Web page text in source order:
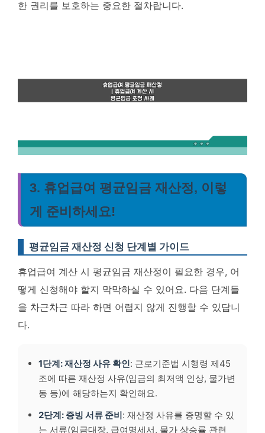
한 권리를 보호하는 중요한 절차랍니다.
3. 휴업급여 평균임금 재산정, 이렇
게 준비하세요!
평균임금 재산정 신청 단계별 가이드
휴업급여 계산 시 평균임금 재산정이 필요한 경우, 어
떻게 신청해야 할지 막막하실 수 있어요. 다음 단계들
을 차근차근 따라 하면 어렵지 않게 진행할 수 있답니
다.
1단계: 재산정 사유 확인: 근로기준법 시행령 제45
조에 따른 재산정 사유(임금의 최저액 인상, 물가변
동 등)에 해당하는지 확인해요.
2단계: 증빙 서류 준비: 재산정 사유를 증명할 수 있
는 서류(임금대장, 급여명세서, 물가 상승률 관련